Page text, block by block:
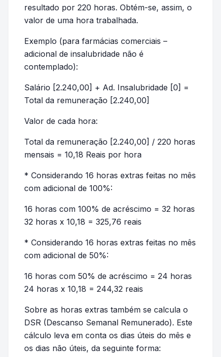
resultado por 220 horas. Obtém-se, assim, o
valor de uma hora trabalhada.
Exemplo (para farmácias comerciais –
adicional de insalubridade não é
contemplado):
Salário [2.240,00] + Ad. Insalubridade [0] =
Total da remuneração [2.240,00]
Valor de cada hora:
Total da remuneração [2.240,00] / 220 horas
mensais = 10,18 Reais por hora
* Considerando 16 horas extras feitas no mês
com adicional de 100%:
16 horas com 100% de acréscimo = 32 horas
32 horas x 10,18 = 325,76 reais
* Considerando 16 horas extras feitas no mês
com adicional de 50%:
16 horas com 50% de acréscimo = 24 horas
24 horas x 10,18 = 244,32 reais
Sobre as horas extras também se calcula o
DSR (Descanso Semanal Remunerado). Este
cálculo leva em conta os dias úteis do mês e
os dias não úteis, da seguinte forma: